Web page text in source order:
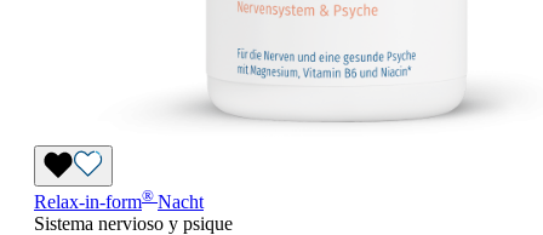
Relax-in-form® Nacht
Sistema nervioso y psique